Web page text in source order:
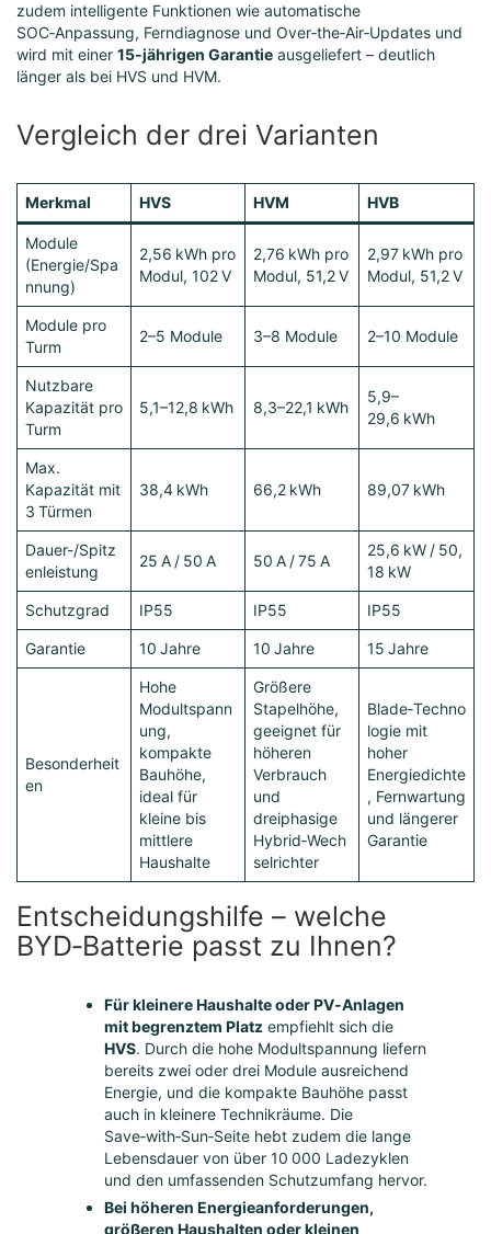
zudem intelligente Funktionen wie automatische
SOC‑Anpassung, Ferndiagnose und Over‑the‑Air‑Updates und
wird mit einer 15‑jährigen Garantie ausgeliefert – deutlich
länger als bei HVS und HVM.
Vergleich der drei Varianten
Merkmal HVS HVM HVB
Module
(Energie/Spa
nnung)
2,56 kWh pro
Modul, 102 V
2,76 kWh pro
Modul, 51,2 V
2,97 kWh pro
Modul, 51,2 V
Module pro
Turm
2–5 Module 3–8 Module 2–10 Module
Nutzbare
Kapazität pro
Turm
5,1–12,8 kWh 8,3–22,1 kWh
5,9–
29,6 kWh
Max.
Kapazität mit
3 Türmen
38,4 kWh 66,2 kWh 89,07 kWh
Dauer-/Spitz
enleistung
25 A / 50 A 50 A / 75 A
25,6 kW / 50,
18 kW
Schutzgrad IP55 IP55 IP55
Garantie 10 Jahre 10 Jahre 15 Jahre
Besonderheit
en
Hohe
Modultspann
ung,
kompakte
Bauhöhe,
ideal für
kleine bis
mittlere
Haushalte
Größere
Stapelhöhe,
geeignet für
höheren
Verbrauch
und
dreiphasige
Hybrid‑Wech
selrichter
Blade‑Techno
logie mit
hoher
Energiedichte
, Fernwartung
und längerer
Garantie
Entscheidungshilfe – welche
BYD‑Batterie passt zu Ihnen?
Für kleinere Haushalte oder PV‑Anlagen
mit begrenztem Platz empfiehlt sich die
HVS. Durch die hohe Modultspannung liefern
bereits zwei oder drei Module ausreichend
Energie, und die kompakte Bauhöhe passt
auch in kleinere Technikräume. Die
Save‑with‑Sun‑Seite hebt zudem die lange
Lebensdauer von über 10 000 Ladezyklen
und den umfassenden Schutzumfang hervor.
Bei höheren Energieanforderungen,
größeren Haushalten oder kleinen